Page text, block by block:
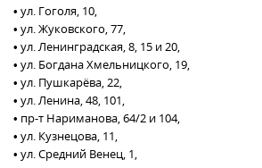
• ул. Гоголя, 10,
• ул. Жуковского, 77,
• ул. Ленинградская, 8, 15 и 20,
• ул. Богдана Хмельницкого, 19,
• ул. Пушкарёва, 22,
• ул. Ленина, 48, 101,
• пр-т Нариманова, 64/2 и 104,
• ул. Кузнецова, 11,
• ул. Средний Венец, 1,